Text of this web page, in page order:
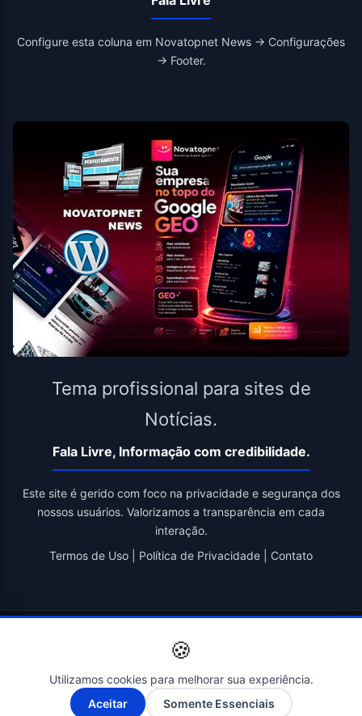
Configure esta coluna em Novatopnet News → Configurações
→ Footer.
Tema profissional para sites de
Notícias.
Fala Livre, Informação com credibilidade.
Este site é gerido com foco na privacidade e segurança dos
nossos usuários. Valorizamos a transparência em cada
interação.
Termos de Uso
Política de Privacidade Contato
Novatopnet
A- A+
🍪
Utilizamos cookies para melhorar sua experiência.
Aceitar
Somente Essenciais